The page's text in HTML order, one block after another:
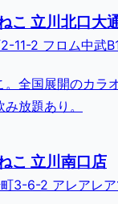
こ 立川北口大
11-2 フロム中武
。全国展開のカラ
放題あり。
こ 立川南口店
3-6-2 アレアレ